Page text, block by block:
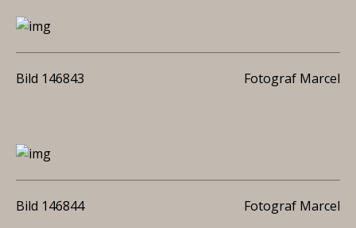
Bild 146843 Fotograf Marcel
Bild 146844 Fotograf Marcel